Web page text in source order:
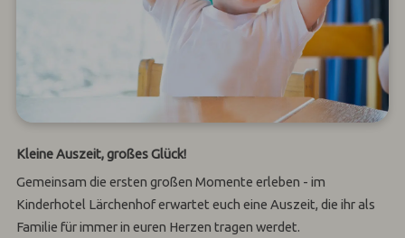
Kleine Auszeit, großes Glück!
Gemeinsam die ersten großen Momente erleben - im
Kinderhotel Lärchenhof erwartet euch eine Auszeit, die ihr als
Familie für immer in euren Herzen tragen werdet.